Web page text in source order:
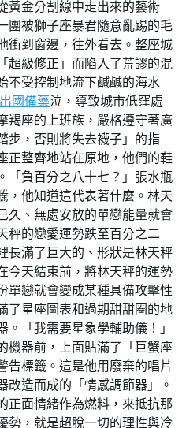
黃金分割線中走出來的藝術
團被獅子座暴君隨意亂踢的毛
衝到窗邊，往外看去。整座城
超級修正」而陷入了荒謬的混
不受控制地流下鹹鹹的海水
國備藥泣，導致城市低窪處
羯座的上班族，嚴格遵守著廣
步，否則將失去襪子」的指
正整齊地站在原地，他們的鞋
「負百分之八十七？」張水瓶
，他知道這代表著什麼。林天
久、無處安放的單戀能量就會
秤的戀愛運勢跌至百分之二
長滿了巨大的、形狀是林天秤
今天結束前，將林天秤的運勢
單戀就會變成某種具備攻擊性
了星座圖表和過期甜甜圈的地
「我需要星象學輔助儀！」
機器前，上面貼滿了「巨蟹座
告標籤。這是他用廢棄的唱片
改造而成的「情感調節器」。
正面情緒作為燃料，來抵抗那
勢，就是超脫一切的理性與冷